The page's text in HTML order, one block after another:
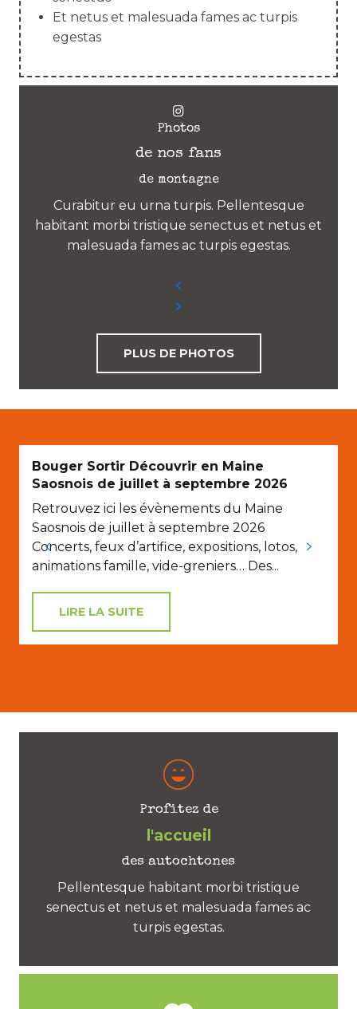
Et netus et malesuada fames ac turpis
egestas
Photos
de nos fans
de montagne
Curabitur eu urna turpis. Pellentesque
habitant morbi tristique senectus et netus et
malesuada fames ac turpis egestas.
PLUS DE PHOTOS
Bouger Sortir Découvrir en Maine
Saosnois de juillet à septembre 2026
Retrouvez ici les évènements du Maine
Saosnois de juillet à septembre 2026
Concerts, feux d’artifice, expositions, lotos,
animations famille, vide-greniers… Des...
LIRE LA SUITE
Profitez de
l'accueil
des autochtones
Pellentesque habitant morbi tristique
senectus et netus et malesuada fames ac
turpis egestas.